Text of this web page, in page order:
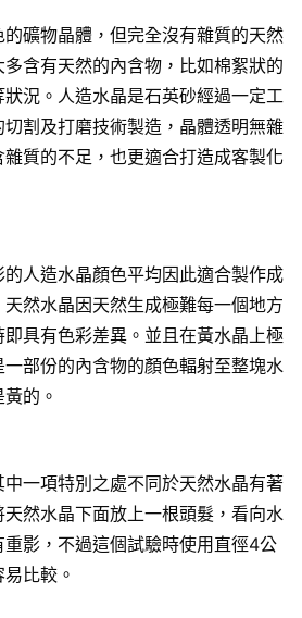
礦物晶體，但完全沒有雜質的天然
含有天然的內含物，比如棉絮狀的
況。人造水晶是石英砂經過一定工
割及打磨技術製造，晶體透明無雜
質的不足，也更適合打造成客製化
人造水晶顏色平均因此適合製作成
然水晶因天然生成極難每一個地方
具有色彩差異。並且在黃水晶上極
部份的內含物的顏色輻射至整塊水
的。
一項特別之處不同於天然水晶有著
然水晶下面放上一根頭髮，看向水
影，不過這個試驗時使用直徑4公
比較。